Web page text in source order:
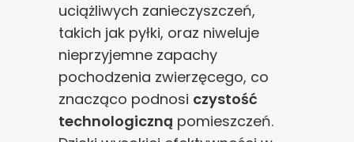
uciążliwych zanieczyszczeń,
takich jak pyłki, oraz niweluje
nieprzyjemne zapachy
pochodzenia zwierzęcego, co
znacząco podnosi czystość
technologiczną pomieszczeń.